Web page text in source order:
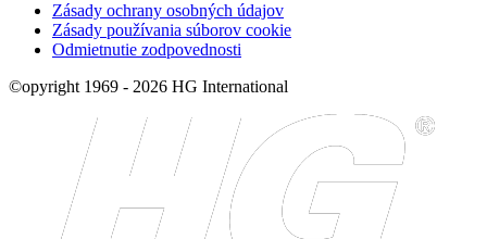
Zásady ochrany osobných údajov
Zásady používania súborov cookie
Odmietnutie zodpovednosti
©opyright 1969 - 2026 HG International